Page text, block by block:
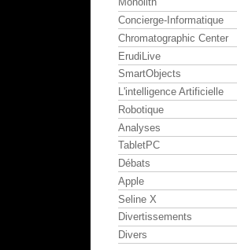
Concierge-Informatique
Chromatographic Center
ErudiLive
SmartObjects
L'intelligence Artificielle
Robotique
Analyses
TabletPC
Débats
Apple
Seline X
Divertissements
Divers